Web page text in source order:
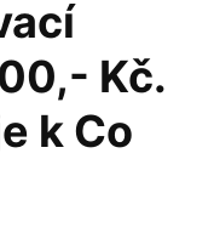
Kč.
k Co